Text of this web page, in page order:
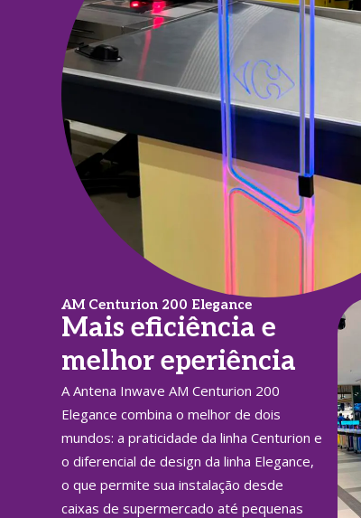
AM Centurion 200 Elegance
Mais eficiência e
melhor eperiência
A Antena Inwave AM Centurion 200
Elegance combina o melhor de dois
mundos: a praticidade da linha Centurion e
o diferencial de design da linha Elegance,
o que permite sua instalação desde
caixas de supermercado até pequenas